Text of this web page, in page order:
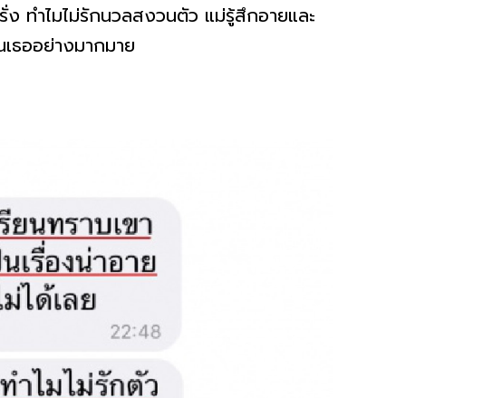
ง ทำไมไม่รักนวลสงวนตัว แม่รู้สึกอายและ
ธออย่างมากมาย